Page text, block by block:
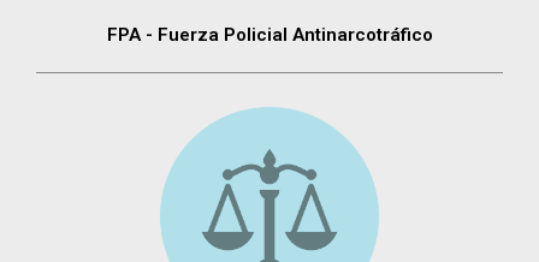
FPA - Fuerza Policial Antinarcotráfico